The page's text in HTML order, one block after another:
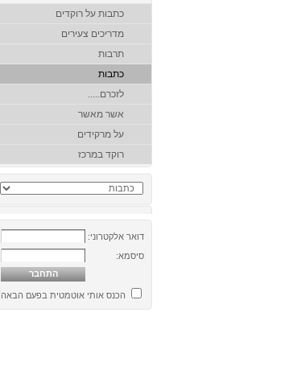
כתבות על רוקדים
מדריכים צעירים
תרבות
כתבות
לזכרם.....
אשר מאשר
על מרקידים
רוקד במרכז
דואר אלקטרוני:
סיסמא:
הכנס אותי אוטמטית בפעם הבאה